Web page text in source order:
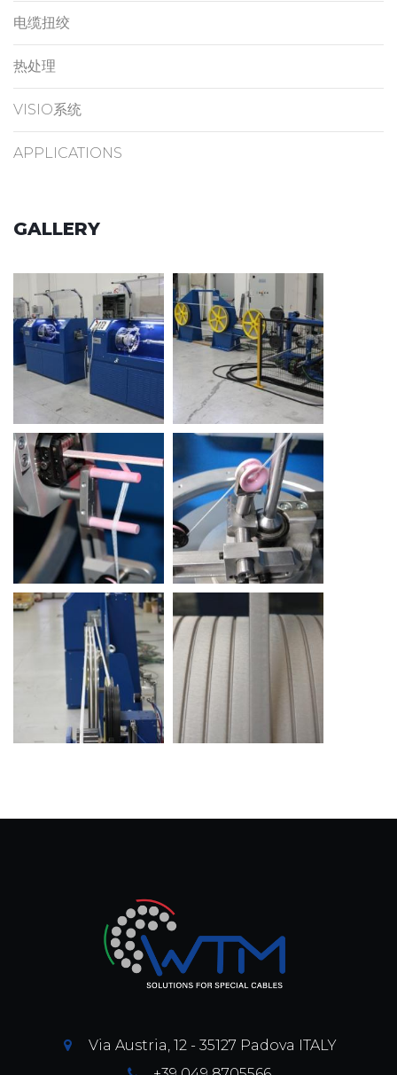
电缆扭绞
热处理
VISIO系统
APPLICATIONS
GALLERY
Via Austria, 12 - 35127 Padova ITALY